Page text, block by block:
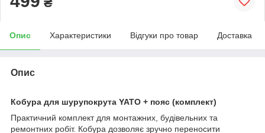
Опис Характеристики Відгуки про товар Доставка
Опис
Кобура для шурупокрута YATO + пояс (комплект)
Практичний комплект для монтажних, будівельних та
ремонтних робіт. Кобура дозволяє зручно переносити